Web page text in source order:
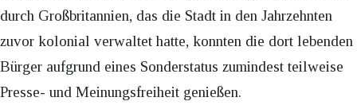
durch Großbritannien, das die Stadt in den Jahrzehnten
zuvor kolonial verwaltet hatte, konnten die dort lebenden
Bürger aufgrund eines Sonderstatus zumindest teilweise
Presse- und Meinungsfreiheit genießen.